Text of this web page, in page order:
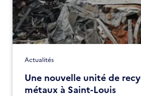
Actualités
Une nouvelle unité de
métaux à Saint-Louis